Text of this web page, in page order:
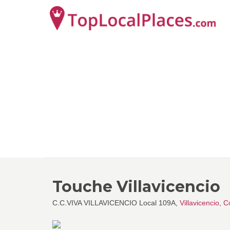
Touche Villavicencio
C.C.VIVA VILLAVICENCIO Local 109A, Villavicencio